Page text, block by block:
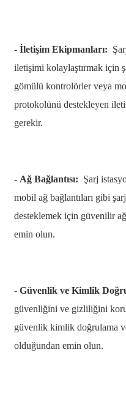
- İletişim Ekipmanları:
iletişimi kolaylaştırmak için
gömülü kontrolörler veya
protokolünü destekleyen
gerekir.
- Ağ Bağlantısı: Şarj
mobil ağ bağlantıları gibi
desteklemek için güvenilir
emin olun.
- Güvenlik ve Kimlik
güvenliğini ve gizliliğini
güvenlik kimlik doğrulama
olduğundan emin olun.